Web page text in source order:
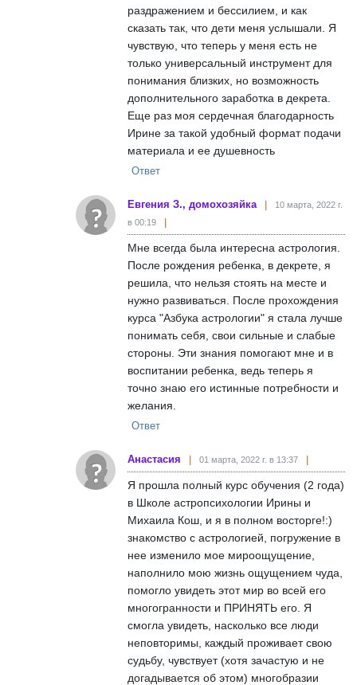
раздражением и бессилием, и как
сказать так, что дети меня услышали. Я
чувствую, что теперь у меня есть не
только универсальный инструмент для
понимания близких, но возможность
дополнительного заработка в декрета.
Еще раз моя сердечная благодарность
Ирине за такой удобный формат подачи
материала и ее душевность
Ответ
Евгения З., домохозяйка
10 марта, 2022 г.
в 00:19
Мне всегда была интересна астрология.
После рождения ребенка, в декрете, я
решила, что нельзя стоять на месте и
нужно развиваться. После прохождения
курса "Азбука астрологии" я стала лучше
понимать себя, свои сильные и слабые
стороны. Эти знания помогают мне и в
воспитании ребенка, ведь теперь я
точно знаю его истинные потребности и
желания.
Ответ
Анастасия 01 марта, 2022 г. в 13:37
Я прошла полный курс обучения (2 года)
в Школе астропсихологии Ирины и
Михаила Кош, и я в полном восторге!:)
знакомство с астрологией, погружение в
нее изменило мое мироощущение,
наполнило мою жизнь ощущением чуда,
помогло увидеть этот мир во всей его
многогранности и ПРИНЯТЬ его. Я
смогла увидеть, насколько все люди
неповторимы, каждый проживает свою
судьбу, чувствует (хотя зачастую и не
догадывается об этом) многобразии